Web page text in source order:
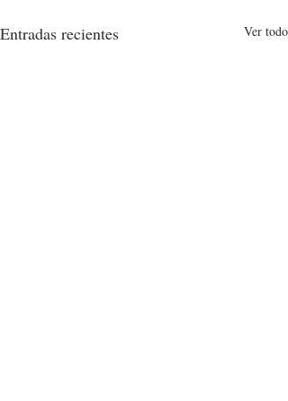
Entradas recientes Ver todo